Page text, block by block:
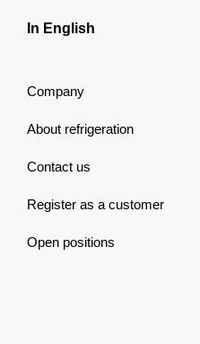
In English
Company
About refrigeration
Contact us
Register as a customer
Open positions